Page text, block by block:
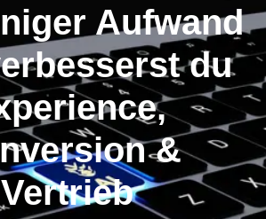
Aufwand
du
&
Vertrieb